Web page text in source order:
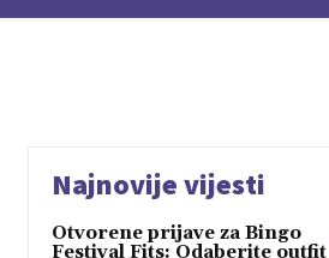
Najnovije vijesti
Otvorene prijave za Bingo
Festival Fits: Odaberite outfit